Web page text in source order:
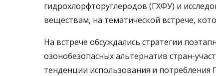
гидрохлорфторуглеродов (ГХФУ) и
веществам, на тематической встрече,
На встрече обсуждались стратегии
озонобезопасных альтернатив стран-
тенденции использования и